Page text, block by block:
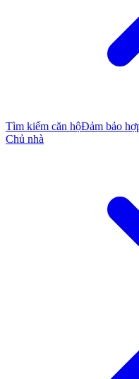
Tìm kiếm căn hộĐảm bảo
Chủ nhà